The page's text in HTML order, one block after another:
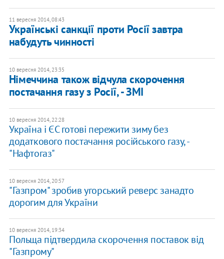
11 вересня 2014, 08:43
Українські санкції проти Росії завтра
набудуть чинності
10 вересня 2014, 23:35
Німеччина також відчула скорочення
постачання газу з Росії, - ЗМІ
10 вересня 2014, 22:28
Україна і ЄС готові пережити зиму без
додаткового постачання російського газу, -
"Нафтогаз"
10 вересня 2014, 20:57
"Газпром" зробив угорський реверс занадто
дорогим для України
10 вересня 2014, 19:34
Польща підтвердила скорочення поставок від
"Газпрому"